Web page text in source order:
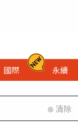
國際 永續
⊗ 清除